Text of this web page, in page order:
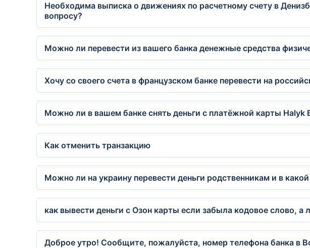
Необходима выписка о движениях по расчетному счету в
вопросу?
Можно ли перевести из вашего банка денежные средства
Хочу со своего счета в французском банке перевести на
Можно ли в вашем банке снять деньги с платёжной карты Halyk
Как отменить транзакцию
Можно ли на украину перевести деньги родственникам и в какой
как вывести деньги с Озон карты если забыла кодовое слово, а
Доброе утро! Сообщите, пожалуйста, номер телефона банка в